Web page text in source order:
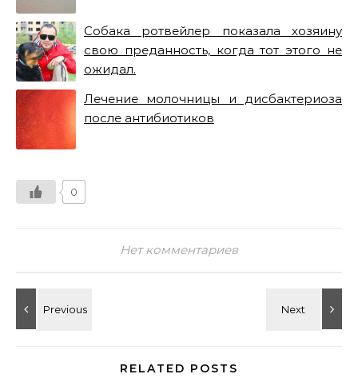
Собака ротвейлер показала хозяину
свою преданность, когда тот этого не
ожидал.
Лечение молочницы и дисбактериоза
после антибиотиков
0
Нет комментариев
RELATED POSTS